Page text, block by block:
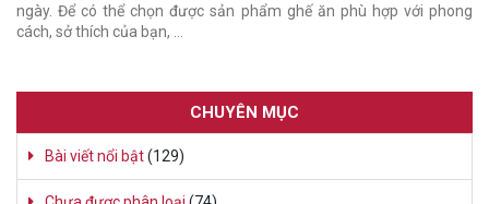
ngày. Để có thể chọn được sản phẩm ghế ăn phù hợp với phong
cách, sở thích của bạn, …
CHUYÊN MỤC
Bài viết nổi bật(129)